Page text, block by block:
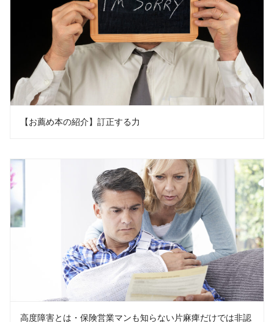
【お薦め本の紹介】訂正する力
高度障害とは・保険営業マンも知らない片麻痺だけでは非認